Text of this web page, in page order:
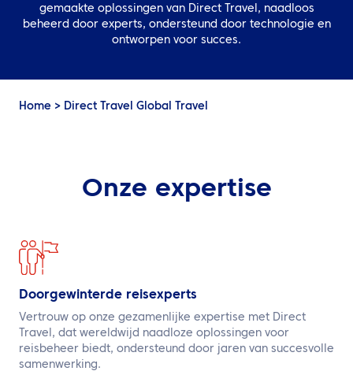
Producten
gemaakte oplossingen van Direct Travel, naadloos
beheerd door experts, ondersteund door technologie en
ontworpen voor succes.
Home > Direct Travel Global Travel
Onze expertise
Doorgewinterde reisexperts
Vertrouw op onze gezamenlijke expertise met Direct
Travel, dat wereldwijd naadloze oplossingen voor
reisbeheer biedt, ondersteund door jaren van succesvolle
samenwerking.